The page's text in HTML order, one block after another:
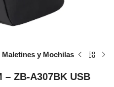
Maletines y Mochilas
ZB-A307BK USB